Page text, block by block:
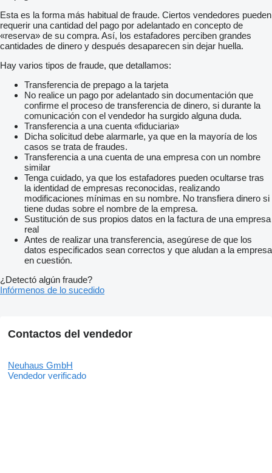
Esta es la forma más habitual de fraude. Ciertos vendedores pueden
requerir una cantidad del pago por adelantado en concepto de
«reserva» de su compra. Así, los estafadores perciben grandes
cantidades de dinero y después desaparecen sin dejar huella.
Hay varios tipos de fraude, que detallamos:
Transferencia de prepago a la tarjeta
No realice un pago por adelantado sin documentación que
confirme el proceso de transferencia de dinero, si durante la
comunicación con el vendedor ha surgido alguna duda.
Transferencia a una cuenta «fiduciaria»
Dicha solicitud debe alarmarle, ya que en la mayoría de los
casos se trata de fraudes.
Transferencia a una cuenta de una empresa con un nombre
similar
Tenga cuidado, ya que los estafadores pueden ocultarse tras
la identidad de empresas reconocidas, realizando
modificaciones mínimas en su nombre. No transfiera dinero si
tiene dudas sobre el nombre de la empresa.
Sustitución de sus propios datos en la factura de una empresa
real
Antes de realizar una transferencia, asegúrese de que los
datos especificados sean correctos y que aludan a la empresa
en cuestión.
¿Detectó algún fraude?
Infórmenos de lo sucedido
Contactos del vendedor
Neuhaus GmbH
Vendedor verificado